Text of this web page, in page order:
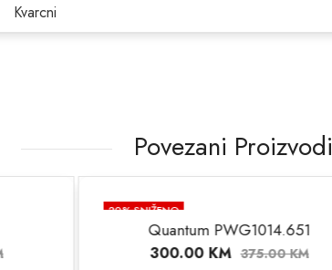
Kvarcni
Povezani Proizvodi
Quantum PWG1014.651
300.00 KM